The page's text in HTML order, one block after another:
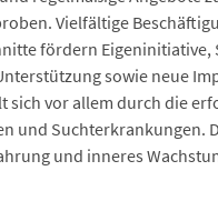
Vielfältige
fördern
sowie neue
vor allem durch die
und Suchterkrankungen.
und inneres